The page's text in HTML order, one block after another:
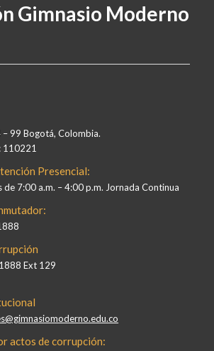
Gimnasio Moderno
99 Bogotá, Colombia.
110221
Presencial:
de 7:00 a.m. – 4:00 p.m. Jornada Continua
Ext 129
actos de corrupción: